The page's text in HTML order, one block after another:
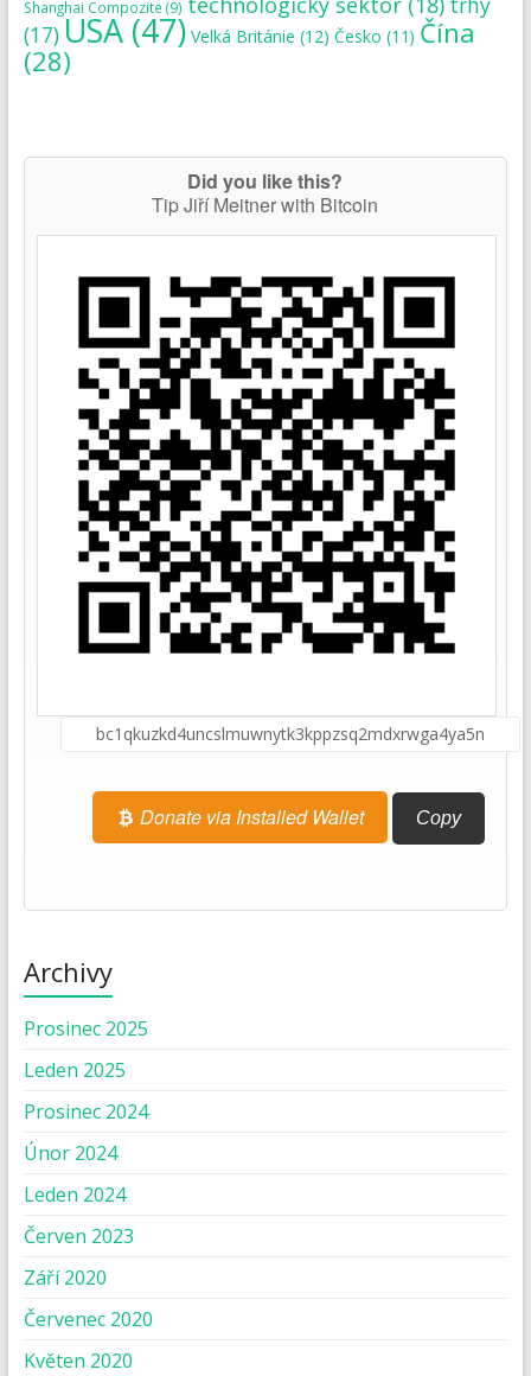
Shanghai Compozite (9)
(17)USA(47) Velká Británie (12) Česko (11) Čína
(28)
Did you like this?
Tip Jiří Meitner with Bitcoin
Donate via Installed Wallet Copy
Archivy
Prosinec 2025
Leden 2025
Prosinec 2024
Únor 2024
Leden 2024
Červen 2023
Září 2020
Červenec 2020
Květen 2020